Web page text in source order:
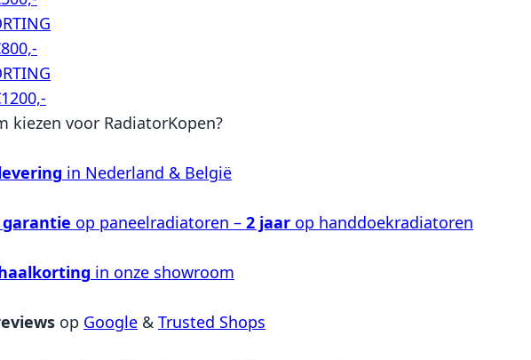
kiezen voor RadiatorKopen?
in Nederland & België
garantie op paneelradiatoren – 2 jaar op handdoekradiatoren
in onze showroom
op Google & Trusted Shops